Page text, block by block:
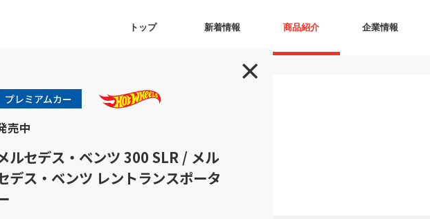
トップ 新着情報 商品紹介 企業情報
プレミアムカー
売中
ルセデス・ベンツ 300 SLR / メル
デス・ベンツ レントランスポータ